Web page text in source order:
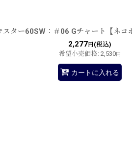
ター60SW：＃06 Gチャート【ネコ
2,277円(税込)
希望小売価格: 2,530円
カートに入れる